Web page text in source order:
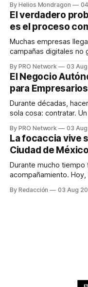
dispositivos
en tiempo real para
decisiones sobre su
responder
By Helios Mondragon
El verdadero
es el proceso
Muchas empresas
campañas digitales no
INTERIUS, el problema
una entrevista para el
marketing digital
By PRO Network 03
El Negocio
para
Durante décadas,
sola cosa: contratar.
para los textos, alguien
para encontrar
llamadas y mensajes,
By PRO Network 03
La focaccia vive
Ciudad de México
Durante mucho
acompañamiento.
artesanal, ingredientes
By Redacción 03 Aug